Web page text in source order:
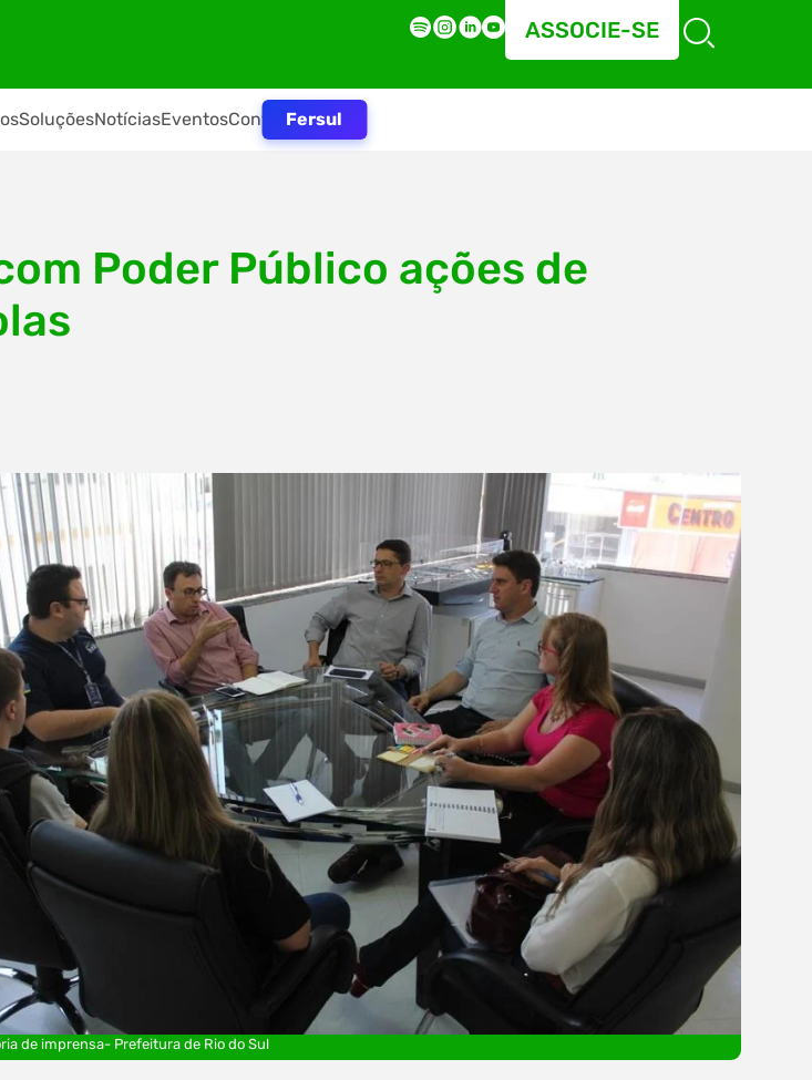
ASSOCIE-SE
SoluçõesNotíciasEventosContatoFersul
Poder Público ações de
de imprensa- Prefeitura de Rio do Sul